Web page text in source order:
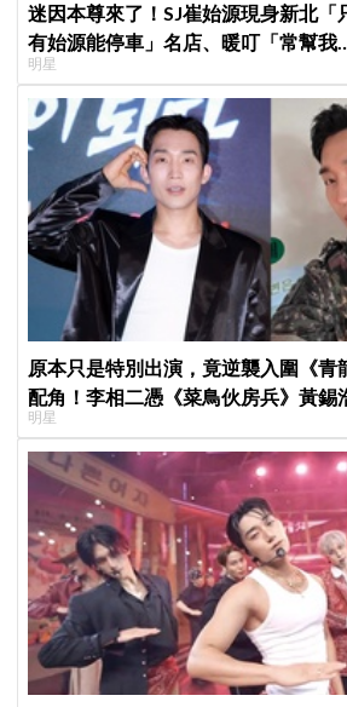
迷因本尊來了！SJ崔始源現身新北「
有始源能停車」名店、暖叮「常幫我
照片」，店家尖叫合照網笑翻：這輩子
不能脫粉了
明星
原本只是特別出演，竟逆襲入圍《青
配角！李相二憑《菜鳥伙房兵》黃錫
演」傳奇
明星